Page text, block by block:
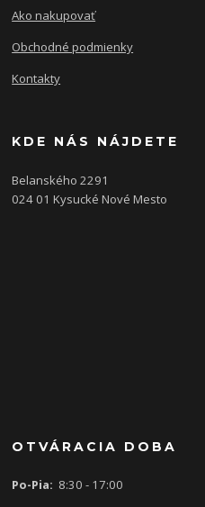
Ako nakupovať
Obchodné podmienky
Kontakty
KDE NÁS NÁJDETE
Belanského 2291
024 01 Kysucké Nové Mesto
OTVÁRACIA DOBA
Po-Pia: 8:30 - 17:00